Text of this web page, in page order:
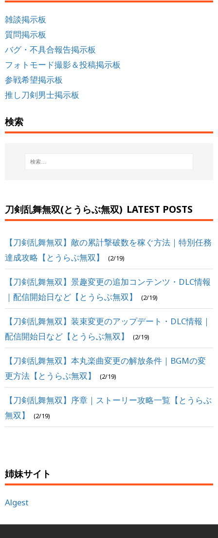
雑談掲示板
質問掲示板
バグ・不具合報告掲示板
フォトモード撮影＆投稿掲示板
参戦希望掲示板
推し刀剣男士掲示板
検索
刀剣乱舞無双(とうらぶ無双) LATEST POSTS
【刀剣乱舞無双】敵の累計撃破数を稼ぐ方法｜特別任務
達成攻略【とうらぶ無双】
(2/19)
【刀剣乱舞無双】景趣変更の追加コンテンツ・DLC情報
｜配信開始日など【とうらぶ無双】
(2/19)
【刀剣乱舞無双】装束変更のアップデート・DLC情報｜
配信開始日など【とうらぶ無双】
(2/19)
【刀剣乱舞無双】本丸楽曲変更の解放条件｜BGMの変
更方法【とうらぶ無双】
(2/19)
【刀剣乱舞無双】序章｜ストーリー攻略一覧【とうらぶ
無双】
(2/19)
姉妹サイト
Algest